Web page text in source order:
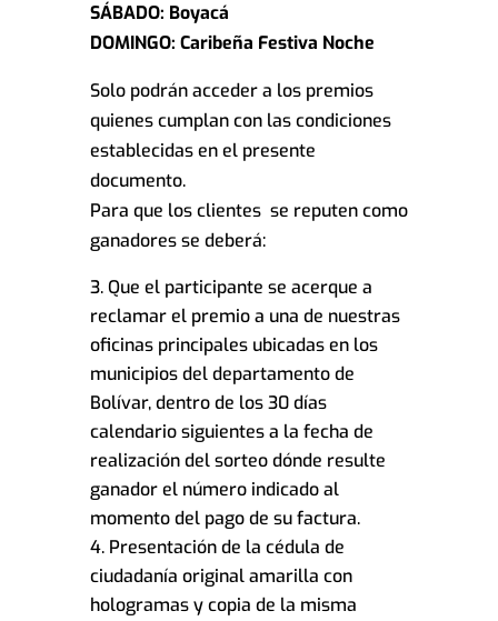
SÁBADO: Boyacá
DOMINGO: Caribeña Festiva Noche
Solo podrán acceder a los premios
quienes cumplan con las condiciones
establecidas en el presente
documento.
Para que los clientes se reputen como
ganadores se deberá:
Que el participante se acerque a
reclamar el premio a una de nuestras
oficinas principales ubicadas en los
municipios del departamento de
Bolívar, dentro de los 30 días
calendario siguientes a la fecha de
realización del sorteo dónde resulte
ganador el número indicado al
momento del pago de su factura.
Presentación de la cédula de
ciudadanía original amarilla con
hologramas y copia de la misma